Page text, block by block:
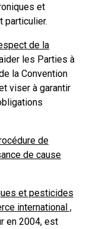
et
particulier.
de la
les Parties à
la Convention
viser à garantir
de
de cause
et pesticides
international ,
en 2004, est